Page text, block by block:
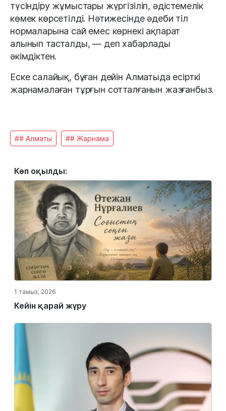
түсіндіру жұмыстары жүргізіліп, әдістемелік
көмек көрсетілді. Нәтижесінде әдеби тіл
нормаларына сай емес көрнекі ақпарат
алынып тасталды, — деп хабарлады
әкімдіктен.
Еске салайық, бұған дейін Алматыда есірткі
жарнамалаған тұрғын сотталғанын жазғанбыз.
## Алматы ## Жарнама
Көп оқылды:
1 тамыз, 2026
Кейін қарай жүру